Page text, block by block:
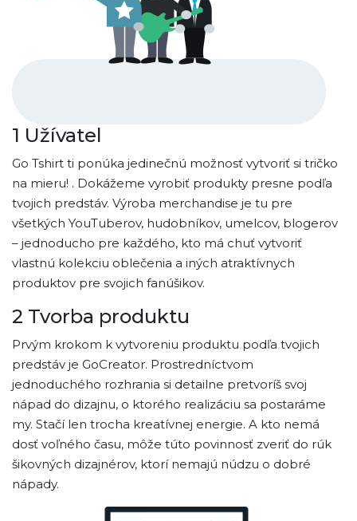
1 Užívatel
Go Tshirt ti ponúka jedinečnú možnosť vytvoriť si tričko
na mieru! . Dokážeme vyrobiť produkty presne podľa
tvojich predstáv. Výroba merchandise je tu pre
všetkých YouTuberov, hudobníkov, umelcov, blogerov
– jednoducho pre každého, kto má chuť vytvoriť
vlastnú kolekciu oblečenia a iných atraktívnych
produktov pre svojich fanúšikov.
2 Tvorba produktu
Prvým krokom k vytvoreniu produktu podľa tvojich
predstáv je GoCreator. Prostredníctvom
jednoduchého rozhrania si detailne pretvoríš svoj
nápad do dizajnu, o ktorého realizáciu sa postaráme
my. Stačí len trocha kreatívnej energie. A kto nemá
dosť voľného času, môže túto povinnosť zveriť do rúk
šikovných dizajnérov, ktorí nemajú núdzu o dobré
nápady.